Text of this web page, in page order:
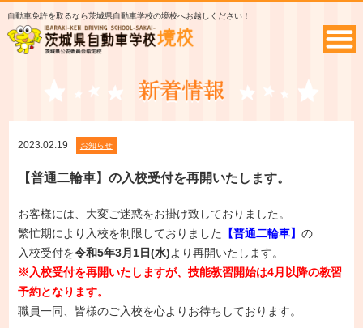
自動車免許を取るなら茨城県自動車学校の境校へお越しください！
2023.02.19 お知らせ
【普通二輪車】の入校受付を再開いたします。
お客様には、大変ご迷惑をお掛け致しておりました。
繁忙期により入校を制限しておりました
【普通二輪車】 の
入校受付を令和5年3月1日(水)より再開いたします。
※入校受付を再開いたしますが、技能教習開始は4月以降の教習
予約となります。
職員一同、皆様のご入校を心よりお待ちしております。